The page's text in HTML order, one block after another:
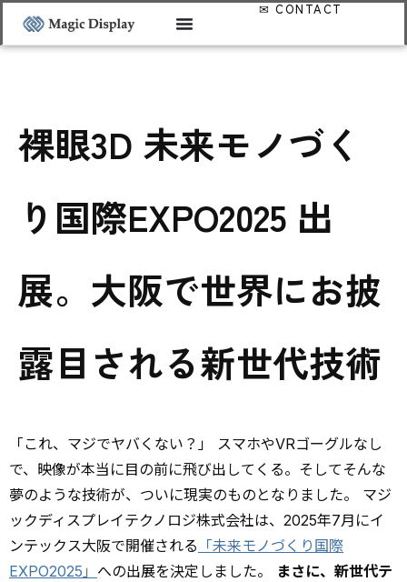
裸眼3D 未来モノづく
り国際EXPO2025 出
展。大阪で世界にお披
露目される新世代技術
「これ、マジでヤバくない？」 スマホやVRゴーグルなし
で、映像が本当に目の前に飛び出してくる。そしてそんな
夢のような技術が、ついに現実のものとなりました。 マジ
ックディスプレイテクノロジ株式会社は、2025年7月にイ
ンテックス大阪で開催される 「未来モノづくり国際
EXPO2025」 への出展を決定しました。
まさに、新世代テ